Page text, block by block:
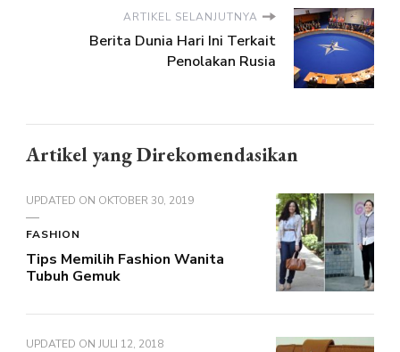
ARTIKEL SELANJUTNYA
Berita Dunia Hari Ini Terkait
Penolakan Rusia
Artikel yang Direkomendasikan
UPDATED ON OKTOBER 30, 2019
FASHION
Tips Memilih Fashion Wanita
Tubuh Gemuk
UPDATED ON JULI 12, 2018